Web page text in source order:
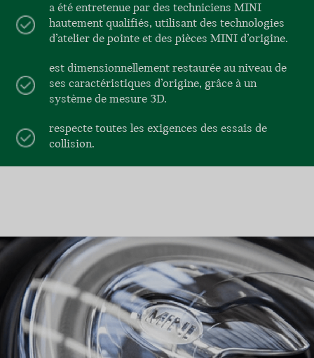
a été entretenue par des techniciens MINI
hautement qualifiés, utilisant des technologies
d’atelier de pointe et des pièces MINI d’origine.
est dimensionnellement restaurée au niveau de
ses caractéristiques d’origine, grâce à un
système de mesure 3D.
respecte toutes les exigences des essais de
collision.